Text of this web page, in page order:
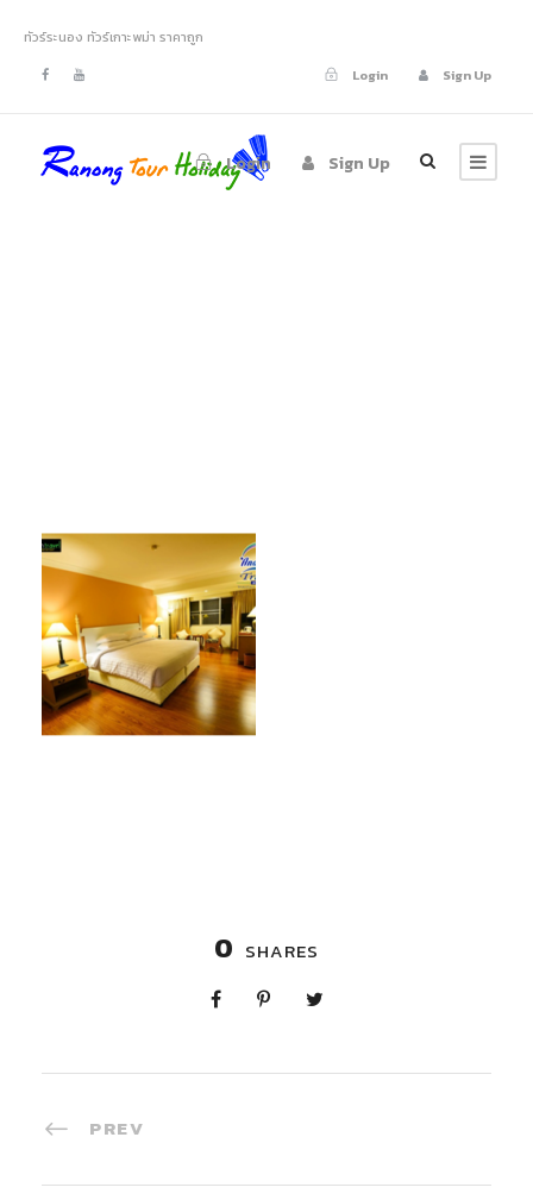
ทัวร์ระนอง ทัวร์เกาะพม่า ราคาถูก
Login
Sign Up
Login Sign Up
0 SHARES
PREV